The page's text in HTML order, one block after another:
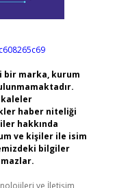
bir marka, kurum
haber niteliği
hakkında
ve kişiler ile isim
bilgiler
ve İletişim